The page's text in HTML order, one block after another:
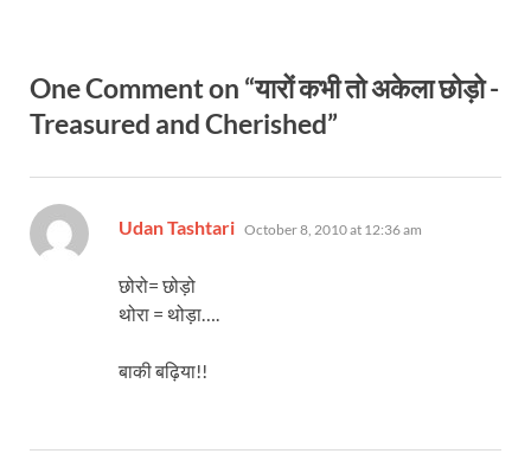
One Comment on “यारों कभी तो अकेला छोड़ो -
Treasured and Cherished”
Udan Tashtari says:
October 8, 2010 at 12:36 am
छोरो= छोड़ो
थोरा = थोड़ा….
बाकी बढ़िया!!